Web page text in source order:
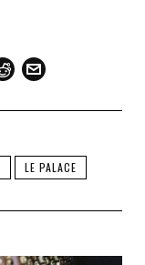
LE PALACE